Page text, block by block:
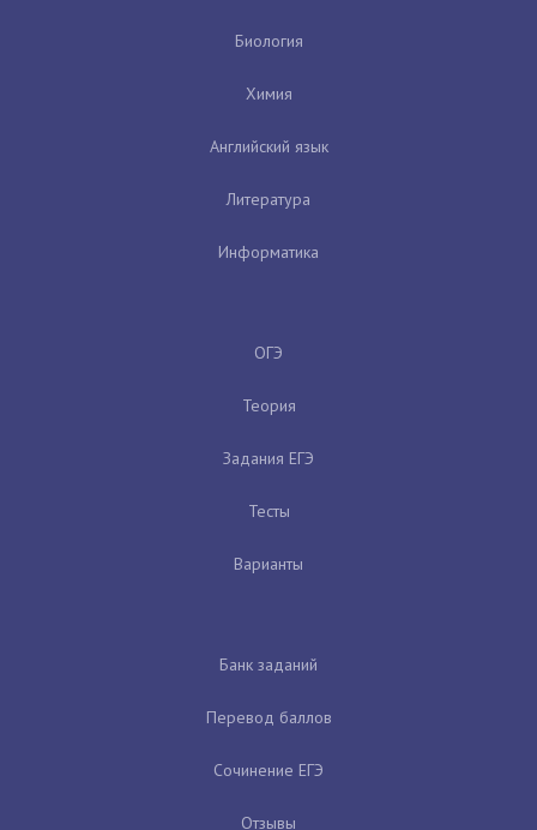
Биология
Химия
Английский язык
Литература
Информатика
ОГЭ
Теория
Задания ЕГЭ
Тесты
Варианты
Банк заданий
Перевод баллов
Сочинение ЕГЭ
Отзывы